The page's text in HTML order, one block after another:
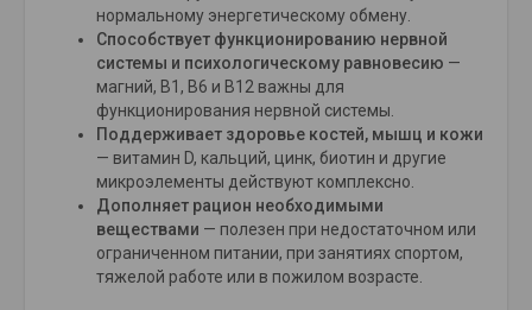
нормальному энергетическому обмену.
Способствует функционированию нервной
системы и психологическому равновесию —
магний, B1, B6 и B12 важны для
функционирования нервной системы.
Поддерживает здоровье костей, мышц и кожи
— витамин D, кальций, цинк, биотин и другие
микроэлементы действуют комплексно.
Дополняет рацион необходимыми
веществами — полезен при недостаточном или
ограниченном питании, при занятиях спортом,
тяжелой работе или в пожилом возрасте.